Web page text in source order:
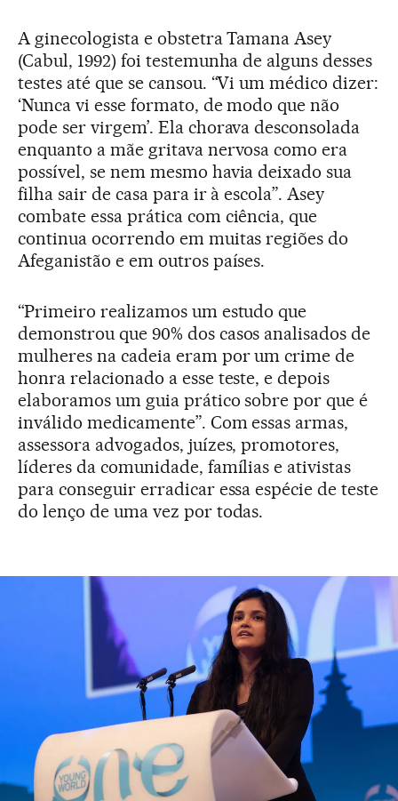
A ginecologista e obstetra Tamana Asey
(Cabul, 1992) foi testemunha de alguns desses
testes até que se cansou. “Vi um médico dizer:
‘Nunca vi esse formato, de modo que não
pode ser virgem’. Ela chorava desconsolada
enquanto a mãe gritava nervosa como era
possível, se nem mesmo havia deixado sua
filha sair de casa para ir à escola”. Asey
combate essa prática com ciência, que
continua ocorrendo em muitas regiões do
Afeganistão e em outros países.
“Primeiro realizamos um estudo que
demonstrou que 90% dos casos analisados de
mulheres na cadeia eram por um crime de
honra relacionado a esse teste, e depois
elaboramos um guia prático sobre por que é
inválido medicamente”. Com essas armas,
assessora advogados, juízes, promotores,
líderes da comunidade, famílias e ativistas
para conseguir erradicar essa espécie de teste
do lenço de uma vez por todas.